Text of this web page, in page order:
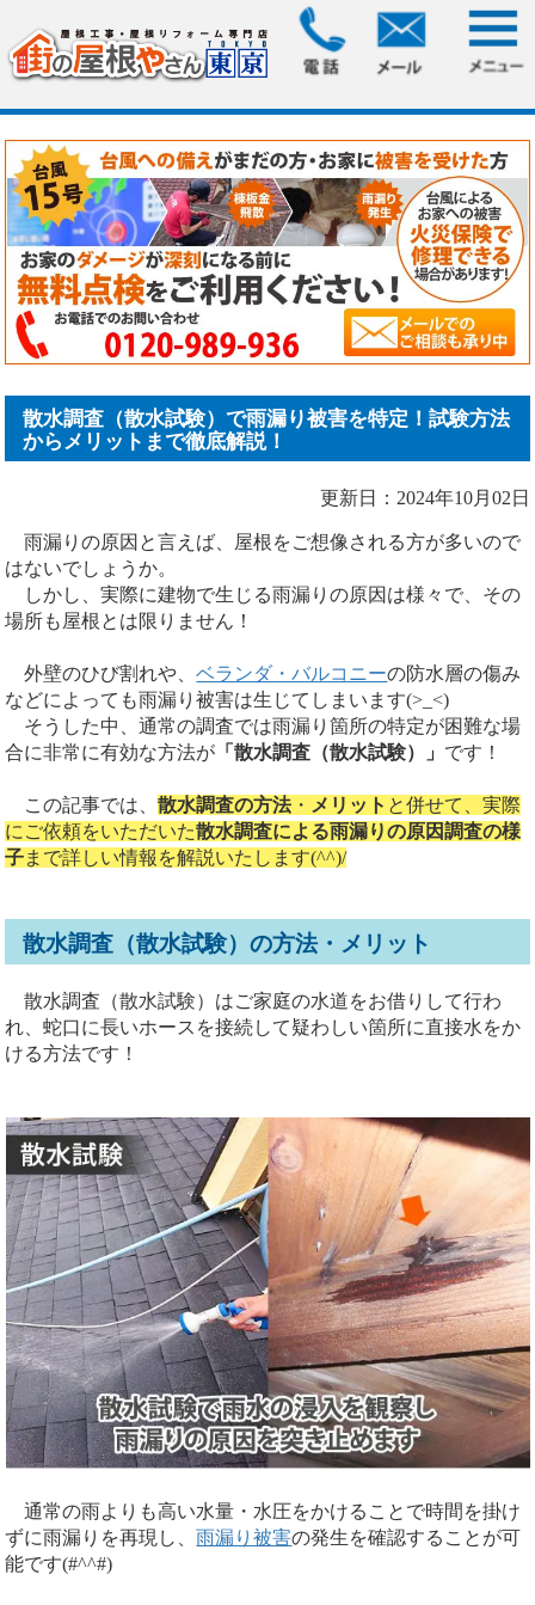
> 散水調査（散水試験）で雨漏り被害を特
定！試験方法からメリット.....
散水調査（散水試験）で雨漏り被害を特定！試験方法
からメリットまで徹底解説！
更新日：2024年10月02日
雨漏りの原因と言えば、屋根をご想像される方が多いので
はないでしょうか。
しかし、実際に建物で生じる雨漏りの原因は様々で、その
場所も屋根とは限りません！
外壁のひび割れや、ベランダ・バルコニーの防水層の傷み
などによっても雨漏り被害は生じてしまいます(>_<)
そうした中、通常の調査では雨漏り箇所の特定が困難な場
合に非常に有効な方法が 「散水調査（散水試験）」 です！
この記事では、散水調査の方法 ・ メリット と併せて、実際
にご依頼をいただいた散水調査による雨漏りの原因調査の様
子まで詳しい情報を解説いたします(^^)/
散水調査（散水試験）の方法・メリット
散水調査（散水試験）はご家庭の水道をお借りして行わ
れ、蛇口に長いホースを接続して疑わしい箇所に直接水をか
ける方法です！
通常の雨よりも高い水量・水圧をかけることで時間を掛け
ずに雨漏りを再現し、雨漏り被害の発生を確認することが可
能です(#^^#)